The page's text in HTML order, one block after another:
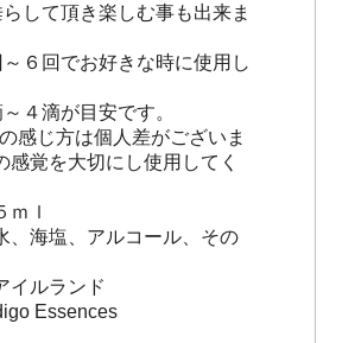
して頂き楽しむ事も出来ま
６回でお好きな時に使用し
４滴が目安です。
感じ方は個人差がございま
感覚を大切にし使用してく
ｌ
海塩、アルコール、その
ルランド
Essences